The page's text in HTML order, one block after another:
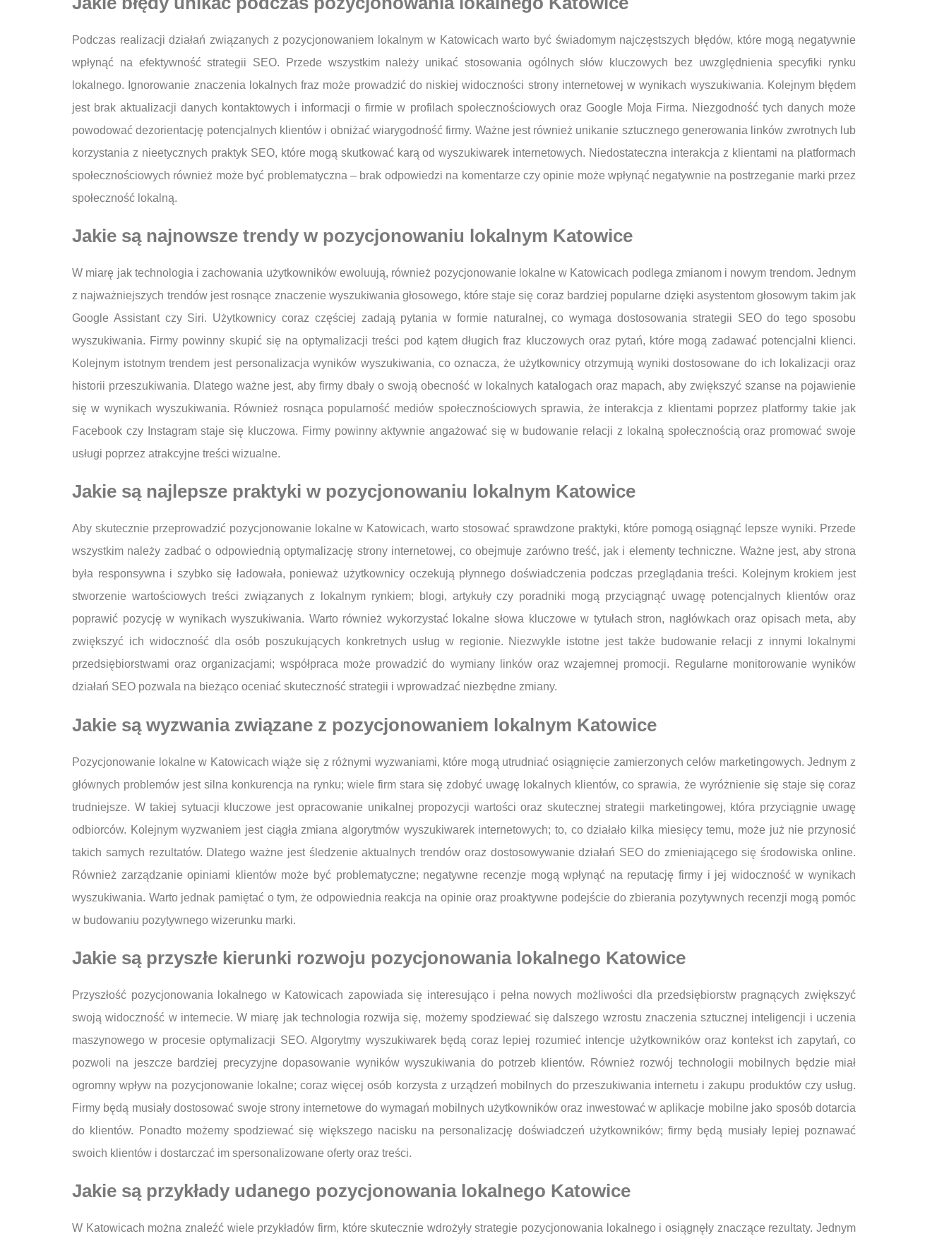
Podczas realizacji działań związanych z pozycjonowaniem lokalnym w Katowicach warto być świadomym najczęstszych błędów, które mogą negatywnie
wpłynąć na efektywność strategii SEO. Przede wszystkim należy unikać stosowania ogólnych słów kluczowych bez uwzględnienia specyfiki rynku
lokalnego. Ignorowanie znaczenia lokalnych fraz może prowadzić do niskiej widoczności strony internetowej w wynikach wyszukiwania. Kolejnym błędem
jest brak aktualizacji danych kontaktowych i informacji o firmie w profilach społecznościowych oraz Google Moja Firma. Niezgodność tych danych może
powodować dezorientację potencjalnych klientów i obniżać wiarygodność firmy. Ważne jest również unikanie sztucznego generowania linków zwrotnych lub
korzystania z nieetycznych praktyk SEO, które mogą skutkować karą od wyszukiwarek internetowych. Niedostateczna interakcja z klientami na platformach
społecznościowych również może być problematyczna – brak odpowiedzi na komentarze czy opinie może wpłynąć negatywnie na postrzeganie marki przez
społeczność lokalną.
Jakie są najnowsze trendy w pozycjonowaniu lokalnym Katowice
W miarę jak technologia i zachowania użytkowników ewoluują, również pozycjonowanie lokalne w Katowicach podlega zmianom i nowym trendom. Jednym
z najważniejszych trendów jest rosnące znaczenie wyszukiwania głosowego, które staje się coraz bardziej popularne dzięki asystentom głosowym takim jak
Google Assistant czy Siri. Użytkownicy coraz częściej zadają pytania w formie naturalnej, co wymaga dostosowania strategii SEO do tego sposobu
wyszukiwania. Firmy powinny skupić się na optymalizacji treści pod kątem długich fraz kluczowych oraz pytań, które mogą zadawać potencjalni klienci.
Kolejnym istotnym trendem jest personalizacja wyników wyszukiwania, co oznacza, że użytkownicy otrzymują wyniki dostosowane do ich lokalizacji oraz
historii przeszukiwania. Dlatego ważne jest, aby firmy dbały o swoją obecność w lokalnych katalogach oraz mapach, aby zwiększyć szanse na pojawienie
się w wynikach wyszukiwania. Również rosnąca popularność mediów społecznościowych sprawia, że interakcja z klientami poprzez platformy takie jak
Facebook czy Instagram staje się kluczowa. Firmy powinny aktywnie angażować się w budowanie relacji z lokalną społecznością oraz promować swoje
usługi poprzez atrakcyjne treści wizualne.
Jakie są najlepsze praktyki w pozycjonowaniu lokalnym Katowice
Aby skutecznie przeprowadzić pozycjonowanie lokalne w Katowicach, warto stosować sprawdzone praktyki, które pomogą osiągnąć lepsze wyniki. Przede
wszystkim należy zadbać o odpowiednią optymalizację strony internetowej, co obejmuje zarówno treść, jak i elementy techniczne. Ważne jest, aby strona
była responsywna i szybko się ładowała, ponieważ użytkownicy oczekują płynnego doświadczenia podczas przeglądania treści. Kolejnym krokiem jest
stworzenie wartościowych treści związanych z lokalnym rynkiem; blogi, artykuły czy poradniki mogą przyciągnąć uwagę potencjalnych klientów oraz
poprawić pozycję w wynikach wyszukiwania. Warto również wykorzystać lokalne słowa kluczowe w tytułach stron, nagłówkach oraz opisach meta, aby
zwiększyć ich widoczność dla osób poszukujących konkretnych usług w regionie. Niezwykle istotne jest także budowanie relacji z innymi lokalnymi
przedsiębiorstwami oraz organizacjami; współpraca może prowadzić do wymiany linków oraz wzajemnej promocji. Regularne monitorowanie wyników
działań SEO pozwala na bieżąco oceniać skuteczność strategii i wprowadzać niezbędne zmiany.
Jakie są wyzwania związane z pozycjonowaniem lokalnym Katowice
Pozycjonowanie lokalne w Katowicach wiąże się z różnymi wyzwaniami, które mogą utrudniać osiągnięcie zamierzonych celów marketingowych. Jednym z
głównych problemów jest silna konkurencja na rynku; wiele firm stara się zdobyć uwagę lokalnych klientów, co sprawia, że wyróżnienie się staje się coraz
trudniejsze. W takiej sytuacji kluczowe jest opracowanie unikalnej propozycji wartości oraz skutecznej strategii marketingowej, która przyciągnie uwagę
odbiorców. Kolejnym wyzwaniem jest ciągła zmiana algorytmów wyszukiwarek internetowych; to, co działało kilka miesięcy temu, może już nie przynosić
takich samych rezultatów. Dlatego ważne jest śledzenie aktualnych trendów oraz dostosowywanie działań SEO do zmieniającego się środowiska online.
Również zarządzanie opiniami klientów może być problematyczne; negatywne recenzje mogą wpłynąć na reputację firmy i jej widoczność w wynikach
wyszukiwania. Warto jednak pamiętać o tym, że odpowiednia reakcja na opinie oraz proaktywne podejście do zbierania pozytywnych recenzji mogą pomóc
w budowaniu pozytywnego wizerunku marki.
Jakie są przyszłe kierunki rozwoju pozycjonowania lokalnego Katowice
Przyszłość pozycjonowania lokalnego w Katowicach zapowiada się interesująco i pełna nowych możliwości dla przedsiębiorstw pragnących zwiększyć
swoją widoczność w internecie. W miarę jak technologia rozwija się, możemy spodziewać się dalszego wzrostu znaczenia sztucznej inteligencji i uczenia
maszynowego w procesie optymalizacji SEO. Algorytmy wyszukiwarek będą coraz lepiej rozumieć intencje użytkowników oraz kontekst ich zapytań, co
pozwoli na jeszcze bardziej precyzyjne dopasowanie wyników wyszukiwania do potrzeb klientów. Również rozwój technologii mobilnych będzie miał
ogromny wpływ na pozycjonowanie lokalne; coraz więcej osób korzysta z urządzeń mobilnych do przeszukiwania internetu i zakupu produktów czy usług.
Firmy będą musiały dostosować swoje strony internetowe do wymagań mobilnych użytkowników oraz inwestować w aplikacje mobilne jako sposób dotarcia
do klientów. Ponadto możemy spodziewać się większego nacisku na personalizację doświadczeń użytkowników; firmy będą musiały lepiej poznawać
swoich klientów i dostarczać im spersonalizowane oferty oraz treści.
Jakie są przykłady udanego pozycjonowania lokalnego Katowice
W Katowicach można znaleźć wiele przykładów firm, które skutecznie wdrożyły strategie pozycjonowania lokalnego i osiągnęły znaczące rezultaty. Jednym